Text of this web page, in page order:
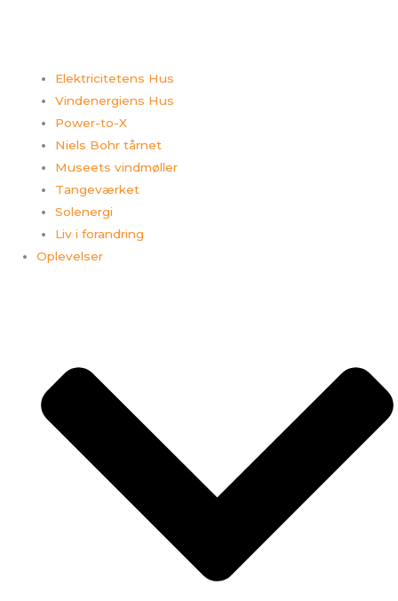
Elektricitetens Hus
Vindenergiens Hus
Power-to-X
Niels Bohr tårnet
Museets vindmøller
Tangeværket
Solenergi
Liv i forandring
Oplevelser